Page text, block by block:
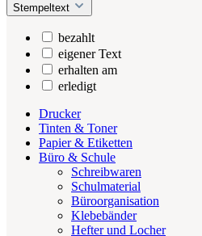
Stempeltext
bezahlt
eigener Text
erhalten am
erledigt
Drucker
Tinten & Toner
Papier & Etiketten
Büro & Schule
Schreibwaren
Schulmaterial
Büroorganisation
Klebebänder
Hefter und Locher